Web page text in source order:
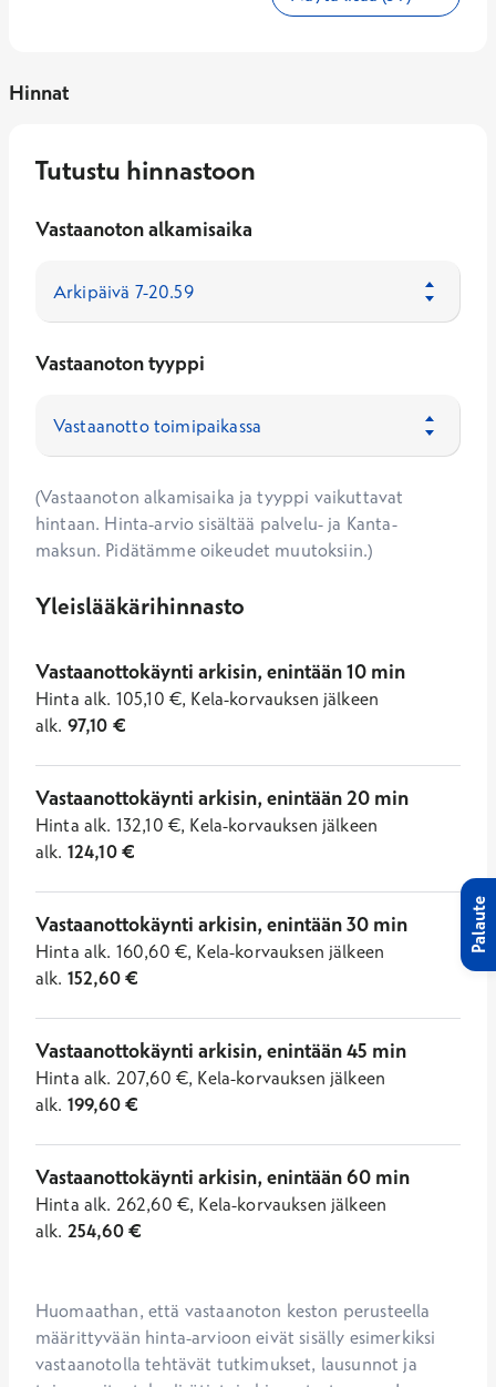
Hinnat
Tutustu hinnastoon
Vastaanoton alkamisaika
Vastaanoton tyyppi
(Vastaanoton alkamisaika ja tyyppi vaikuttavat
hintaan. Hinta-arvio sisältää palvelu- ja Kanta-
maksun. Pidätämme oikeudet muutoksiin.)
Yleislääkärihinnasto
Vastaanottokäynti arkisin, enintään 10 min
Hinta alk. 105,10 €, Kela-korvauksen jälkeen
alk. 97,10 €
Vastaanottokäynti arkisin, enintään 20 min
Hinta alk. 132,10 €, Kela-korvauksen jälkeen
alk. 124,10€
Vastaanottokäynti arkisin, enintään 30 min
Hinta alk. 160,60 €, Kela-korvauksen jälkeen
alk. 152,60€
Vastaanottokäynti arkisin, enintään 45 min
Hinta alk. 207,60 €, Kela-korvauksen jälkeen
alk. 199,60€
Vastaanottokäynti arkisin, enintään 60 min
Hinta alk. 262,60 €, Kela-korvauksen jälkeen
alk. 254,60€
Huomaathan, että vastaanoton keston perusteella
määrittyvään hinta-arvioon eivät sisälly esimerkiksi
vastaanotolla tehtävät tutkimukset, lausunnot ja
Palaute